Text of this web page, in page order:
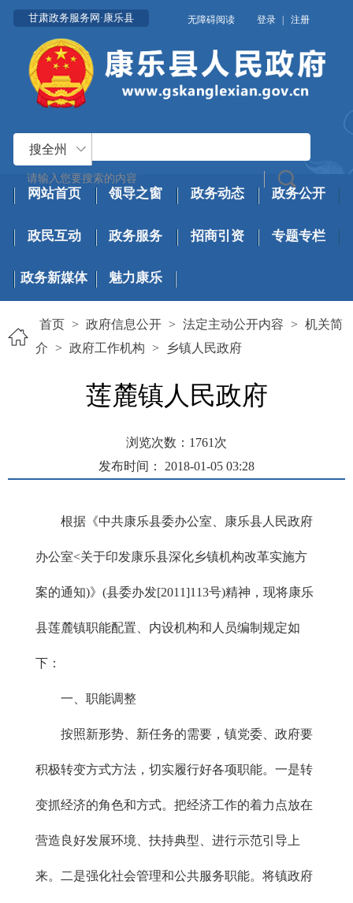
甘肃政务服务网·康乐县 无障碍阅读 登录 | 注册
搜全州
网站首页 领导之窗 政务动态 政务公开
政民互动 政务服务 招商引资 专题专栏
政务新媒体 魅力康乐
首页 > 政府信息公开 > 法定主动公开内容 > 机关简
介 > 政府工作机构 > 乡镇人民政府
莲麓镇人民政府
浏览次数： 1761 次
发布时间： 2018-01-05 03:28
根据《中共康乐县委办公室、康乐县人民政府
办公室<关于印发康乐县深化乡镇机构改革实施方
案的通知)》(县委办发[2011]113号)精神，现将康乐
县莲麓镇职能配置、内设机构和人员编制规定如
下：
一、职能调整
按照新形势、新任务的需要，镇党委、政府要
积极转变方式方法，切实履行好各项职能。一是转
变抓经济的角色和方式。把经济工作的着力点放在
营造良好发展环境、扶持典型、进行示范引导上
来。二是强化社会管理和公共服务职能。将镇政府